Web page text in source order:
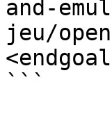
and-
jeu/
```